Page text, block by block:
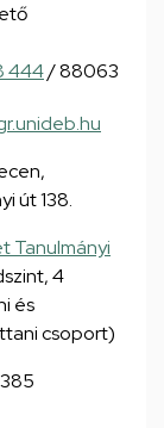
444/ 88063
út 138.
Tanulmányi
4
és
csoport)